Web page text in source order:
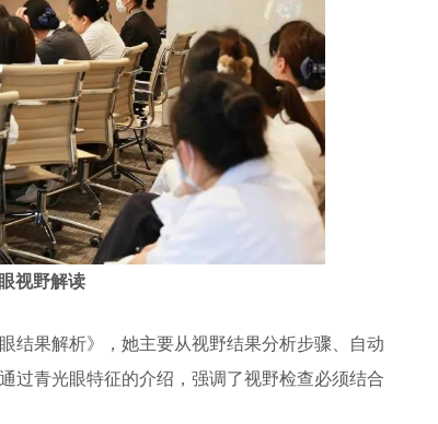
视野解读
果解析》，她主要从视野结果分析步骤、自动
过青光眼特征的介绍，强调了视野检查必须结合